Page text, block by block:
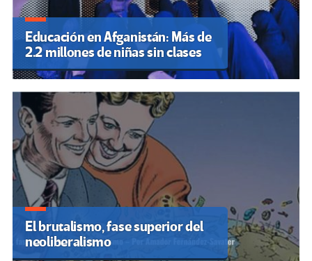
Educación en Afganistán: Más de
2.2 millones de niñas sin clases
El brutalismo, fase superior del
neoliberalismo